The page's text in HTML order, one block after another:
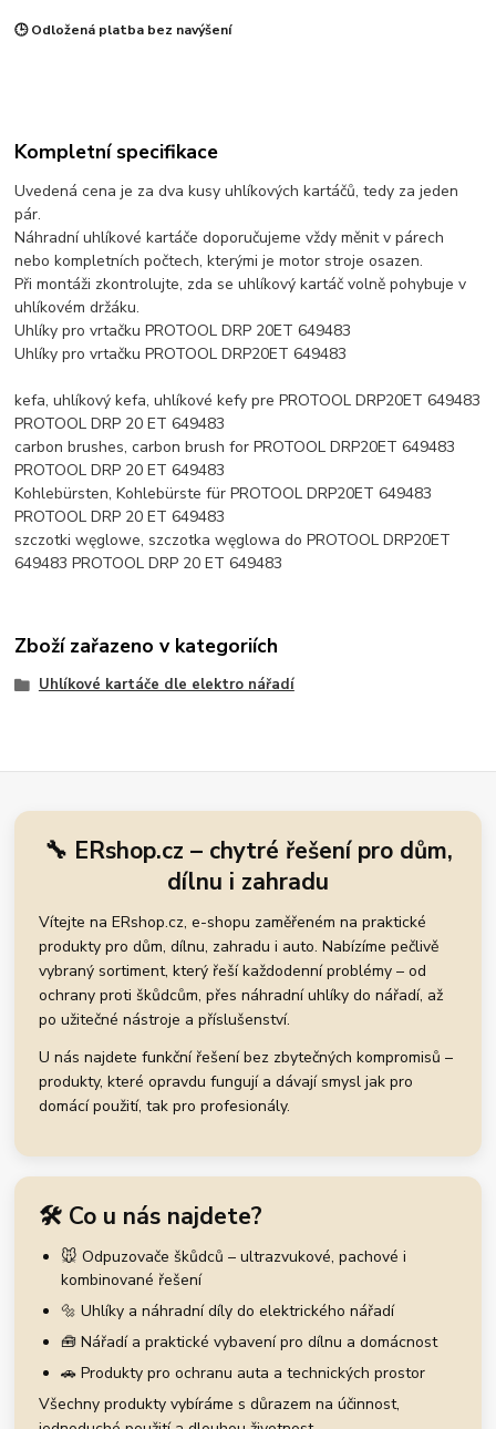
🕒 Odložená platba bez navýšení
Kompletní specifikace
Uvedená cena je za dva kusy uhlíkových kartáčů, tedy za jeden
pár.
Náhradní uhlíkové kartáče doporučujeme vždy měnit v párech
nebo kompletních počtech, kterými je motor stroje osazen.
Při montáži zkontrolujte, zda se uhlíkový kartáč volně pohybuje v
uhlíkovém držáku.
Uhlíky pro vrtačku PROTOOL DRP 20ET 649483
Uhlíky pro vrtačku PROTOOL DRP20ET 649483
kefa, uhlíkový kefa, uhlíkové kefy pre PROTOOL DRP20ET 649483
PROTOOL DRP 20 ET 649483
carbon brushes, carbon brush for PROTOOL DRP20ET 649483
PROTOOL DRP 20 ET 649483
Kohlebürsten, Kohlebürste für PROTOOL DRP20ET 649483
PROTOOL DRP 20 ET 649483
szczotki węglowe, szczotka węglowa do PROTOOL DRP20ET
649483 PROTOOL DRP 20 ET 649483
Zboží zařazeno v kategoriích
Uhlíkové kartáče dle elektro nářadí
🔧 ERshop.cz – chytré řešení pro dům,
dílnu i zahradu
Vítejte na ERshop.cz, e-shopu zaměřeném na praktické
produkty pro dům, dílnu, zahradu i auto. Nabízíme pečlivě
vybraný sortiment, který řeší každodenní problémy – od
ochrany proti škůdcům, přes náhradní uhlíky do nářadí, až
po užitečné nástroje a příslušenství.
U nás najdete funkční řešení bez zbytečných kompromisů –
produkty, které opravdu fungují a dávají smysl jak pro
domácí použití, tak pro profesionály.
🛠️ Co u nás najdete?
🐭 Odpuzovače škůdců – ultrazvukové, pachové i
kombinované řešení
🔩 Uhlíky a náhradní díly do elektrického nářadí
🧰 Nářadí a praktické vybavení pro dílnu a domácnost
🚗 Produkty pro ochranu auta a technických prostor
Všechny produkty vybíráme s důrazem na účinnost,